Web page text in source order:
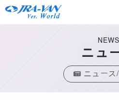
NEWS
ニュ
ニュース